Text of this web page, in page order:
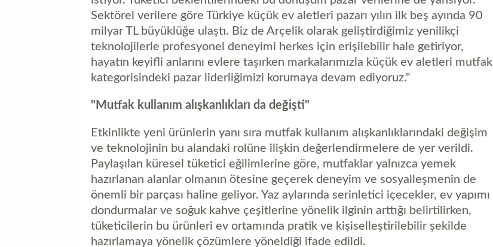
Sektörel verilere göre Türkiye küçük ev aletleri pazarı yılın ilk beş ayında 90
milyar TL büyüklüğe ulaştı. Biz de Arçelik olarak geliştirdiğimiz yenilikçi
teknolojilerle profesyonel deneyimi herkes için erişilebilir hale getiriyor,
hayatın keyifli anlarını evlere taşırken markalarımızla küçük ev aletleri mutfak
kategorisindeki pazar liderliğimizi korumaya devam ediyoruz."
"Mutfak kullanım alışkanlıkları da değişti"
Etkinlikte yeni ürünlerin yanı sıra mutfak kullanım alışkanlıklarındaki değişim
ve teknolojinin bu alandaki rolüne ilişkin değerlendirmelere de yer verildi.
Paylaşılan küresel tüketici eğilimlerine göre, mutfaklar yalnızca yemek
hazırlanan alanlar olmanın ötesine geçerek deneyim ve sosyalleşmenin de
önemli bir parçası haline geliyor. Yaz aylarında serinletici içecekler, ev yapımı
dondurmalar ve soğuk kahve çeşitlerine yönelik ilginin arttığı belirtilirken,
tüketicilerin bu ürünleri ev ortamında pratik ve kişiselleştirilebilir şekilde
hazırlamaya yönelik çözümlere yöneldiği ifade edildi.